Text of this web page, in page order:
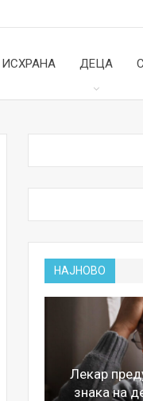
ИСХРАНА ДЕЦА
НАЈНОВО
Лекар
знака на